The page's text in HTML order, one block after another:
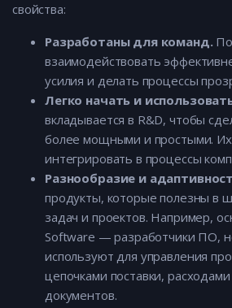
свойства:
Разработаны для команд.
взаимодействовать
усилия и делать процессы
Легко начать и
вкладывается в R&D, чтобы
более мощными и простыми.
интегрировать в процессы
Разнообразие и
продукты, которые полезны в
задач и проектов. Например,
Software — разработчики ПО,
используют для управления
цепочками поставки,
документов.